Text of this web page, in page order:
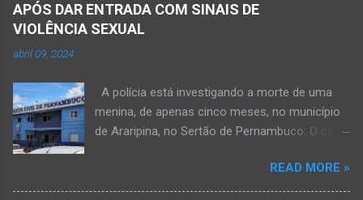
APÓS DAR ENTRADA COM SINAIS DE
VIOLÊNCIA SEXUAL
abril 09, 2024
A polícia está investigando a morte de uma
menina, de apenas cinco meses, no município
de Araripina, no Sertão de Pernambuco. O caso
morte a esclarecer”. A PM diz que, na segunda-
feira (8), foi acionada para verificar uma
READ MORE »